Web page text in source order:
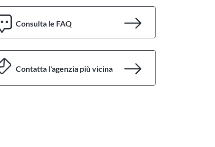
Consulta le FAQ
Contatta l'agenzia più vicina